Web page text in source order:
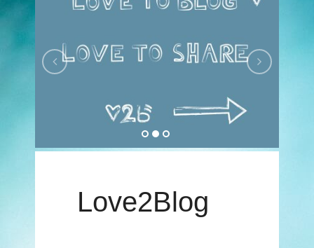
Love2Blog